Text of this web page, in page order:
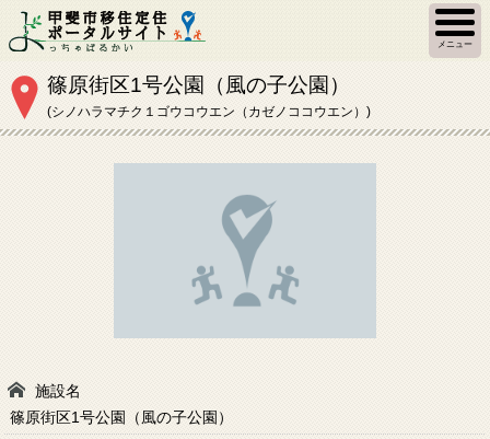
メニュー
篠原街区1号公園（風の子公園）
(シノハラマチク１ゴウコウエン（カゼノココウエン）)
施設名
篠原街区1号公園（風の子公園）